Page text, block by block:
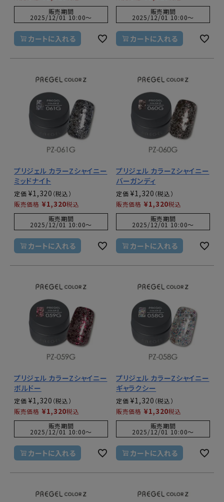
販売期間
2025/12/01 10:00〜
カートに入れる
販売期間
2025/12/01 10:00〜
カートに入れる
プリジェル カラーZシャイニー
ミッドナイト
定価 ¥1,320
販売価格 ¥1,320税込
販売期間
2025/12/01 10:00〜
カートに入れる
プリジェル カラーZシャイニー
バーガンディ
定価 ¥1,320
販売価格 ¥1,320税込
販売期間
2025/12/01 10:00〜
カートに入れる
プリジェル カラーZシャイニー
ボルドー
定価 ¥1,320
販売価格 ¥1,320税込
販売期間
2025/12/01 10:00〜
カートに入れる
プリジェル カラーZシャイニー
ギャラクシー
定価 ¥1,320
販売価格 ¥1,320税込
販売期間
2025/12/01 10:00〜
カートに入れる